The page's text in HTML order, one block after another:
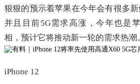
狠狠的预示着苹果在今年会有很多新
并且目前5G需求高涨，今年也是
相，预计它将推动新一轮的需求热潮
iPhone 12